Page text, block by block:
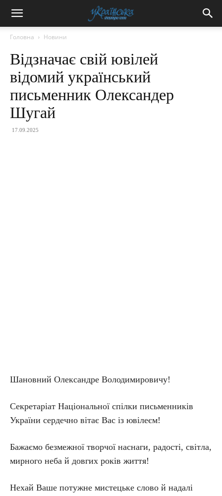
Головна Новини
Відзначає свій ювілей
відомий український
письменник Олександер
Шугай
17.09.2025
Шановний Олександре Володимировичу!
Секретаріат Національної спілки письменників
України сердечно вітає Вас із ювілеєм!
Бажаємо безмежної творчої наснаги, радості, світла,
мирного неба й довгих років життя!
Нехай Ваше потужне мистецьке слово й надалі